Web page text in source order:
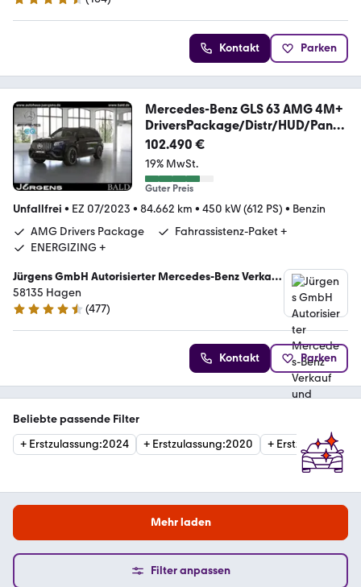
4.5 Sterne
Kontakt Parken
Mercedes-Benz GLS 63 AMG 4M+
DriversPackage/Distr/HUD/Pano/
23'
102.490 €
19% MwSt.
Guter Preis
Unfallfrei • EZ 07/2023 • 84.662 km • 450 kW (612 PS) • Benzin
AMG Drivers Package
Fahrassistenz-Paket +
ENERGIZING +
Jürgens GmbH Autorisierter Mercedes-Benz Verkauf
und Service
58135 Hagen
4.5 Sterne
(477)
Kontakt Parken
Beliebte passende Filter
+ Erstzulassung:2024 + Erstzulassung:2020 + Erstzulassung
Mehr laden
Filter anpassen